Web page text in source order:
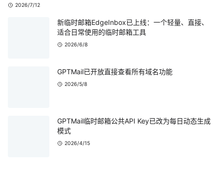
2026/7/12
新临时邮箱EdgeInbox已上线：一个轻量、直接、
适合日常使用的临时邮箱工具
2026/6/8
GPTMail已开放直接查看所有域名功能
2026/5/8
GPTMail临时邮箱公共API Key已改为每日动态生成
模式
2026/4/15